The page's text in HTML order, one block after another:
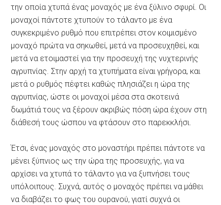
την οποία χτυπά ένας μοναχός με ένα ξύλινο σφυρί. Οι
μοναχοί πάντοτε χτυπούν το τάλαντο με ένα
συγκεκριμένο ρυθμό που επιτρέπει στον κοιμισμένο
μοναχό πρώτα να σηκωθεί, μετά να προσευχηθεί, και
μετά να ετοιμαστεί για την προσευχή της νυχτερινής
αγρυπνίας. Στην αρχή τα χτυπήματα είναι γρήγορα, και
μετά ο ρυθμός πέφτει καθώς πλησιάζει η ώρα της
αγρυπνίας, ώστε οι μοναχοί μέσα στα σκοτεινά
δωμάτιά τους να ξέρουν ακριβώς πόση ώρα έχουν στη
διάθεσή τους ώσπου να φτάσουν στο παρεκκλήσι.
Έτσι, ένας μοναχός στο μοναστήρι πρέπει πάντοτε να
μένει ξύπνιος ως την ώρα της προσευχής, για να
αρχίσει να χτυπά το τάλαντο για να ξυπνήσει τους
υπόλοιπους. Συχνά, αυτός ο μοναχός πρέπει να μάθει
να διαβάζει το φως του ουρανού, γιατί συχνά οι